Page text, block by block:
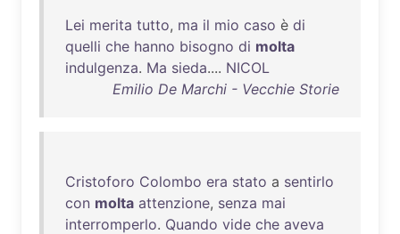
Lei merita tutto, ma il mio caso è di
quelli che hanno bisogno di molta
indulgenza. Ma sieda.... NICOL
Emilio De Marchi - Vecchie Storie
Cristoforo Colombo era stato a sentirlo
con molta attenzione, senza mai
interromperlo. Quando vide che aveva